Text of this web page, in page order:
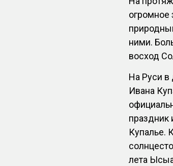
огромное
ними.
восход
На Руси в
Ивана
праздник
Купалье.
лета